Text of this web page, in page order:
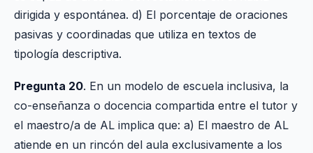
dirigida y espontánea. d) El porcentaje de oraciones
pasivas y coordinadas que utiliza en textos de
tipología descriptiva.
Pregunta 20. En un modelo de escuela inclusiva, la
co-enseñanza o docencia compartida entre el tutor y
el maestro/a de AL implica que: a) El maestro de AL
atiende en un rincón del aula exclusivamente a los